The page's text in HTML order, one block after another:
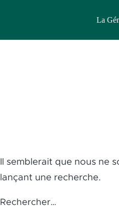
La
Il semblerait que nous ne
lançant une recherche.
Rechercher…